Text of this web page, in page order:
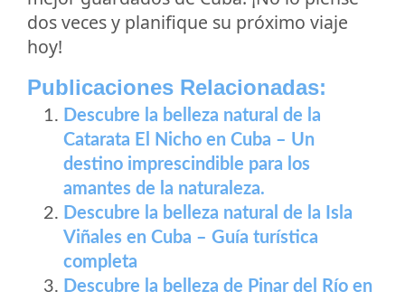
dos veces y planifique su próximo viaje
hoy!
Publicaciones Relacionadas:
Descubre la belleza natural de la
Catarata El Nicho en Cuba – Un
destino imprescindible para los
amantes de la naturaleza.
Descubre la belleza natural de la Isla
Viñales en Cuba – Guía turística
completa
Descubre la belleza de Pinar del Río en